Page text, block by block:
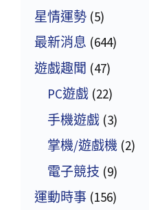
星情運勢 (5)
最新消息 (644)
遊戲趣聞 (47)
PC遊戲 (22)
手機遊戲 (3)
掌機/遊戲機 (2)
電子競技 (9)
運動時事 (156)